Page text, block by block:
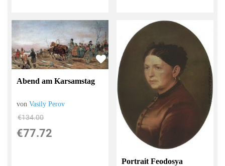
Abend am Karsamstag
vonVasily Perov
€134.00
€77.72
Portrait Feodosya